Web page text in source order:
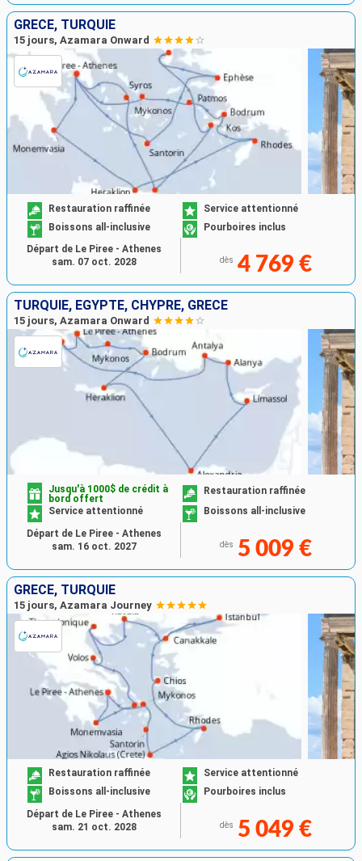
GRÈCE, TURQUIE
15 jours, Azamara Onward
Restauration raffinée
Service attentionné
Boissons all-inclusive
Pourboires inclus
dès 4 769 €
Départ de Le Piree - Athenes
sam. 07 oct. 2028
TURQUIE, EGYPTE, CHYPRE, GRÈCE
15 jours, Azamara Onward
Jusqu'à 1000$ de crédit à
bord offert
Restauration raffinée
Service attentionné
Boissons all-inclusive
dès 5 009 €
Départ de Le Piree - Athenes
sam. 16 oct. 2027
GRÈCE, TURQUIE
15 jours, Azamara Journey
Restauration raffinée
Service attentionné
Boissons all-inclusive
Pourboires inclus
dès 5 049 €
Départ de Le Piree - Athenes
sam. 21 oct. 2028